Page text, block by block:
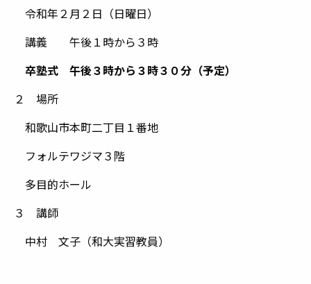
令和年２月２日（日曜日）
講義 午後１時から３時
卒塾式 午後３時から３時３０分（予定）
２ 場所
和歌山市本町二丁目１番地
フォルテワジマ３階
多目的ホール
３ 講師
中村 文子（和大実習教員）